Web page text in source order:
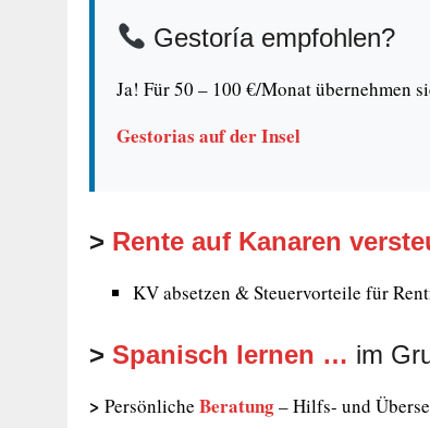
Gestoría empfohlen?
Ja! Für 50 – 100 €/Monat übernehmen
Gestorias auf der Insel
> Rente auf Kanaren
KV absetzen & Steuervorteile für
> Spanisch lernen … im
> Persönliche Beratung– Hilfs- und